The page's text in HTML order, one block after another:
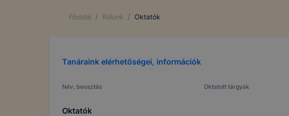
Főoldal / Rólunk / Oktatók
Tanáraink elérhetőségei, információk
Név, beosztás Oktatott tárgyak
Oktatók